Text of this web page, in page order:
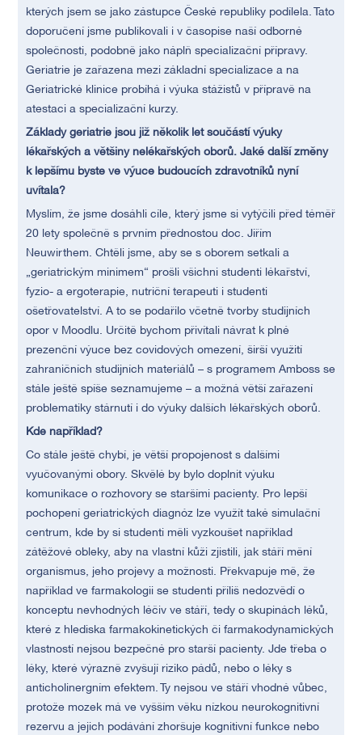
kterých jsem se jako zástupce České republiky podílela. Tato
doporučení jsme publikovali i v časopise naší odborné
společnosti, podobně jako náplň specializační přípravy.
Geriatrie je zařazena mezi základní specializace a na
Geriatrické klinice probíhá i výuka stážistů v přípravě na
atestaci a specializační kurzy.
Základy geriatrie jsou již několik let součástí výuky
lékařských a většiny nelékařských oborů. Jaké další změny
k lepšímu byste ve výuce budoucích zdravotníků nyní
uvítala?
Myslím, že jsme dosáhli cíle, který jsme si vytýčili před téměř
20 lety společně s prvním přednostou doc. Jiřím
Neuwirthem. Chtěli jsme, aby se s oborem setkali a
„geriatrickým minimem“ prošli všichni studenti lékařství,
fyzio- a ergoterapie, nutriční terapeuti i studenti
ošetřovatelství. A to se podařilo včetně tvorby studijních
opor v Moodlu. Určitě bychom přivítali návrat k plné
prezenční výuce bez covidových omezení, širší využití
zahraničních studijních materiálů – s programem Amboss se
stále ještě spíše seznamujeme – a možná větší zařazení
problematiky stárnutí i do výuky dalších lékařských oborů.
Kde například?
Co stále ještě chybí, je větší propojenost s dalšími
vyučovanými obory. Skvělé by bylo doplnit výuku
komunikace o rozhovory se staršími pacienty. Pro lepší
pochopení geriatrických diagnóz lze využít také simulační
centrum, kde by si studenti měli vyzkoušet například
zátěžové obleky, aby na vlastní kůži zjistili, jak stáří mění
organismus, jeho projevy a možnosti. Překvapuje mě, že
například ve farmakologii se studenti příliš nedozvědí o
konceptu nevhodných léčiv ve stáří, tedy o skupinách léků,
které z hlediska farmakokinetických či farmakodynamických
vlastností nejsou bezpečné pro starší pacienty. Jde třeba o
léky, které výrazně zvyšují riziko pádů, nebo o léky s
anticholinergním efektem. Ty nejsou ve stáří vhodné vůbec,
protože mozek má ve vyšším věku nízkou neurokognitivní
rezervu a jejich podávání zhoršuje kognitivní funkce nebo